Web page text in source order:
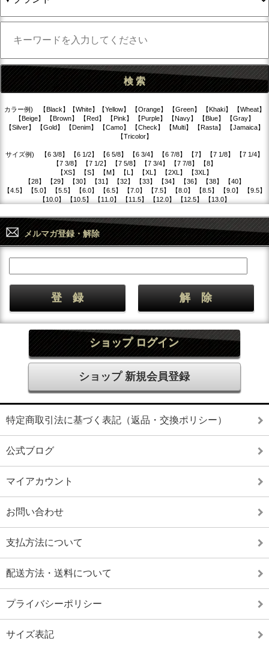
カラー例) 【Black】【White】【Yellow】 【Orange】 【Green】 【Khaki】 【Wheat】
【Beige】 【Brown】 【Red】 【Pink】 【Purple】 【Navy】 【Blue】 【Gray】
【Silver】 【Gold】 【Denim】 【Camo】 【Check】 【Multi】 【Rasta】 【Jamaica】
【Tricolor】
サイズ例) 【6 3/8】 【6 1/2】 【6 5/8】 【6 3/4】 【6 7/8】 【7】 【7 1/8】 【7 1/4】
【7 3/8】 【7 1/2】 【7 5/8】 【7 3/4】 【7 7/8】 【8】
【XS】 【S】 【M】 【L】 【XL】 【2XL】 【3XL】
【28】 【29】 【30】 【31】 【32】 【33】 【34】 【36】 【38】 【40】
【4.5】 【5.0】 【5.5】 【6.0】 【6.5】 【7.0】 【7.5】 【8.0】 【8.5】 【9.0】 【9.5】
【10.0】 【10.5】 【11.0】 【11.5】 【12.0】 【12.5】 【13.0】
メルマガ登録・解除
ショップ ログイン
ショップ 新規会員登録
特定商取引法に基づく表記（返品・交換ポリシー）
公式ブログ
マイアカウント
お問い合わせ
支払方法について
配送方法・送料について
プライバシーポリシー
サイズ表記